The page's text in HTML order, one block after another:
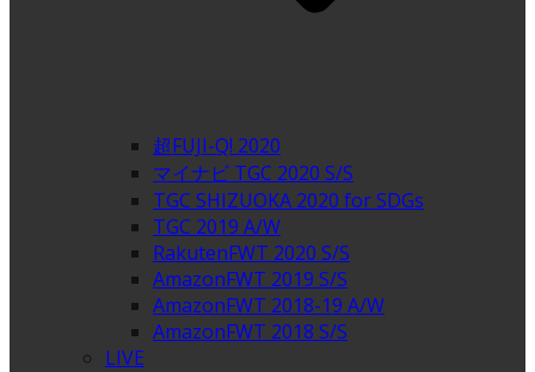
超FUJI-Q! 2020
マイナビ TGC 2020 S/S
TGC SHIZUOKA 2020 for SDGs
TGC 2019 A/W
RakutenFWT 2020 S/S
AmazonFWT 2019 S/S
AmazonFWT 2018-19 A/W
AmazonFWT 2018 S/S
LIVE